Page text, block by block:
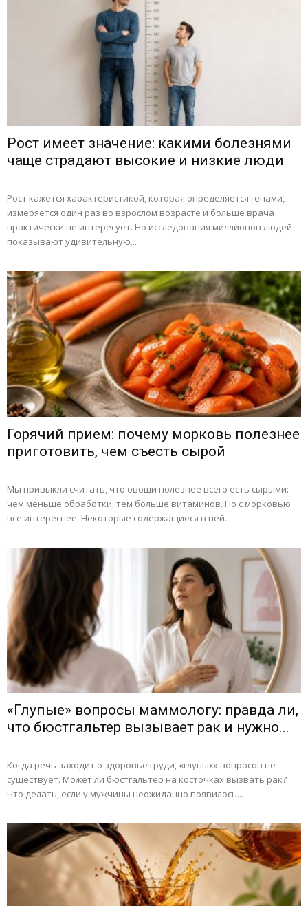
Рост имеет значение: какими болезнями
чаще страдают высокие и низкие люди
Рост кажется характеристикой, которая определяется генами,
измеряется один раз во взрослом возрасте и больше врача
практически не интересует. Но исследования миллионов людей
показывают удивительную...
Горячий прием: почему морковь полезнее
приготовить, чем съесть сырой
Мы привыкли считать, что овощи полезнее всего есть сырыми:
чем меньше обработки, тем больше витаминов. Но с морковью
все интереснее. Некоторые содержащиеся в ней...
«Глупые» вопросы маммологу: правда ли,
что бюстгальтер вызывает рак и нужно...
Когда речь заходит о здоровье груди, «глупых» вопросов не
существует. Может ли бюстгальтер на косточках вызвать рак?
Что делать, если у мужчины неожиданно появилось...